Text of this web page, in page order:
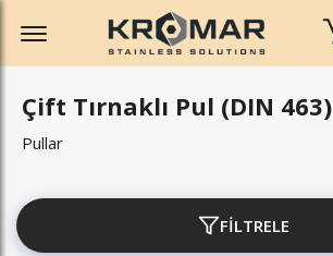
Offcanvas Menu Open
Çift Tırnaklı Pul (DIN 463)
Pullar
FİLTRELE